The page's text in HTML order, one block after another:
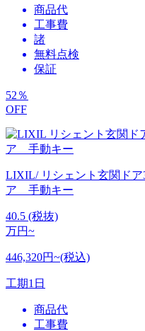
商品代
工事費
諸
無料点検
保証
52 ％
OFF
LIXIL/ リシェント玄関
ア 手動キー
40.5 (税抜)
万円~
446,320円~(税込)
工期1日
商品代
工事費